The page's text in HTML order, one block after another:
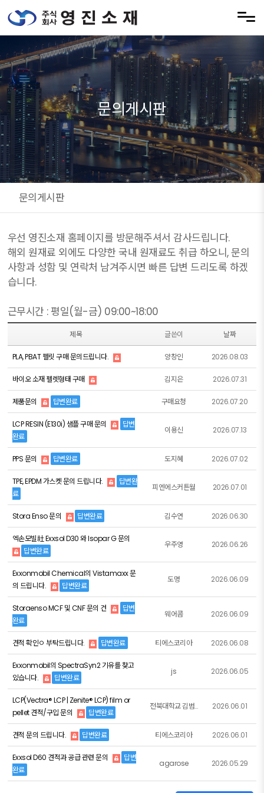
메뉴 건너뛰기
문의게시판
문의게시판
우선 영진소재 홈페이지를 방문해주셔서 감사드립니다.
해외 원재료 외에도 다양한 국내 원재료도 취급 하오니, 문의
사항과 성함 및 연락처 남겨주시면 빠른 답변 드리도록 하겠
습니다.
근무시간 : 평일(월-금) 09:00~18:00
제목 글쓴이 날짜
PLA, PBAT 펠릿 구매 문의드립니다. 양창인 2026.08.03
바이오 소재 펠렛형태 구매 김지은 2026.07.31
제품문의 답변완료 구매요청 2026.07.20
LCP RESIN (E130i) 샘플 구매 문의
답변
완료
이용신 2026.07.13
PPS 문의 답변완료 도지혜 2026.07.02
TPE, EPDM 가스켓 문의 드립니다.
답변완
료
피엔에스커튼월 2026.07.01
Stora Enso 문의 답변완료 김수연 2026.06.30
엑손모빌社 Exxsol D30 와 Isopar G 문의
답변완료
우주영 2026.06.26
Exxonmobil Chemical의 Vistamaxx 문
의 드립니다.
답변완료
도명 2026.06.09
Storaenso MCF 및 CNF 문의 건
답변
완료
웨어콤 2026.06.09
견적 확인ㅇ 부탁드립니다. 답변완료 티에스코리아 2026.06.08
Exxonmobil의 SpectraSyn2 기유를 찾고
있습니다.
답변완료
js 2026.06.05
LCP(Vectra® LCP | Zenite® LCP) film or
pellet 견적/구입 문의
답변완료
전북대학교 김범준 2026.06.01
견적 문의 드립니다. 답변완료 티에스코리아 2026.06.01
Exxsol D60 견적과 공급 관련 문의
답변
완료
agarose 2026.05.29